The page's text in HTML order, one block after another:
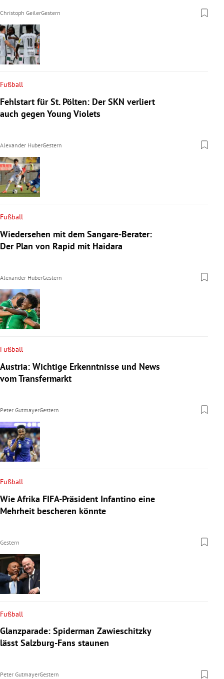
Christoph GeilerGestern
Fußball
Fehlstart für St. Pölten: Der SKN verliert
auch gegen Young Violets
Alexander HuberGestern
Fußball
Wiedersehen mit dem Sangare-Berater:
Der Plan von Rapid mit Haidara
Alexander HuberGestern
Fußball
Austria: Wichtige Erkenntnisse und News
vom Transfermarkt
Peter GutmayerGestern
Fußball
Wie Afrika FIFA-Präsident Infantino eine
Mehrheit bescheren könnte
Gestern
Fußball
Glanzparade: Spiderman Zawieschitzky
lässt Salzburg-Fans staunen
Peter GutmayerGestern